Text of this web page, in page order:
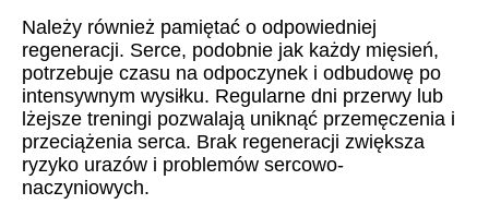
Należy również pamiętać o odpowiedniej
regeneracji. Serce, podobnie jak każdy mięsień,
potrzebuje czasu na odpoczynek i odbudowę po
intensywnym wysiłku. Regularne dni przerwy lub
lżejsze treningi pozwalają uniknąć przemęczenia i
przeciążenia serca. Brak regeneracji zwiększa
ryzyko urazów i problemów sercowo-
naczyniowych.